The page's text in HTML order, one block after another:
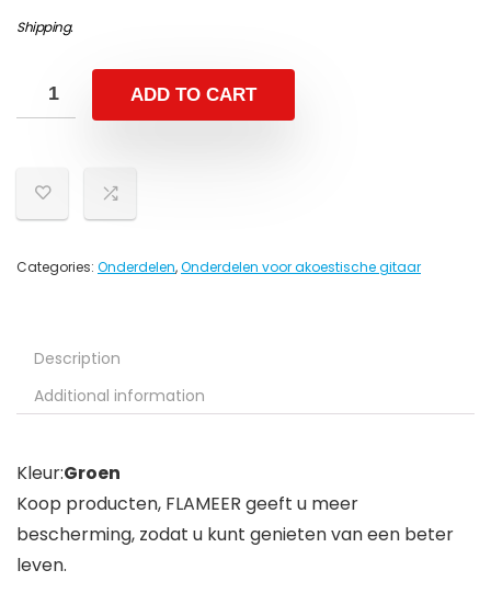
Shipping.
ADD TO CART
Categories: Onderdelen,Onderdelen voor akoestische gitaar
Description
Additional information
Kleur:Groen
Koop producten, FLAMEER geeft u meer
bescherming, zodat u kunt genieten van een beter
leven.